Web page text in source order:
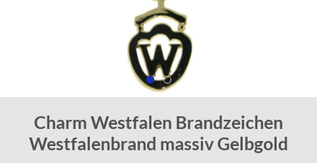
Charm Westfalen Brandzeichen
Westfalenbrand massiv Gelbgold